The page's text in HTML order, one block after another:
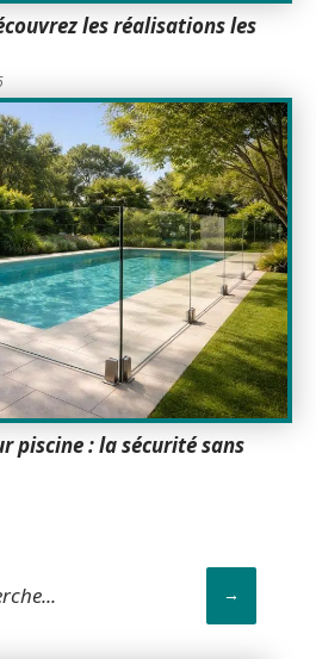
les réalisations les
piscine : la sécurité sans